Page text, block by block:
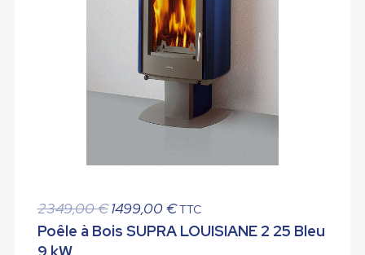
2349,00€ Le
prix
1499,00€Le
prix
TTC
Poêle à Bois SUPRA LOUISIANE 2 25 Bleu